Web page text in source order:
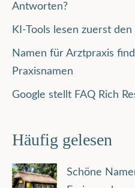
Antworten?
KI-Tools lesen zuerst
Namen für Arztpraxis
Praxisnamen
Google stellt FAQ Rich
Häufig gelesen
Schöne